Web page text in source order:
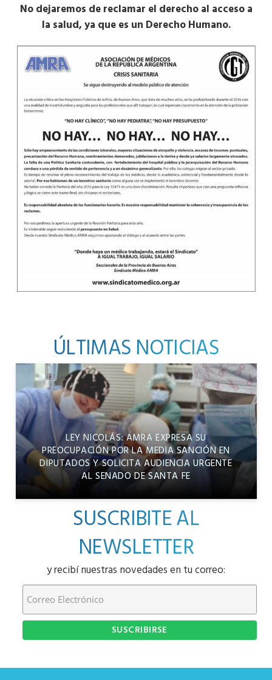
No dejaremos de reclamar el derecho al acceso a
la salud, ya que es un Derecho Humano.
ÚLTIMAS NOTICIAS
LEY NICOLÁS: AMRA EXPRESA SU
PREOCUPACIÓN POR LA MEDIA SANCIÓN EN
DIPUTADOS Y SOLICITA AUDIENCIA URGENTE
AL SENADO DE SANTA FE
SUSCRIBITE AL
NEWSLETTER
y recibí nuestras novedades en tu correo: